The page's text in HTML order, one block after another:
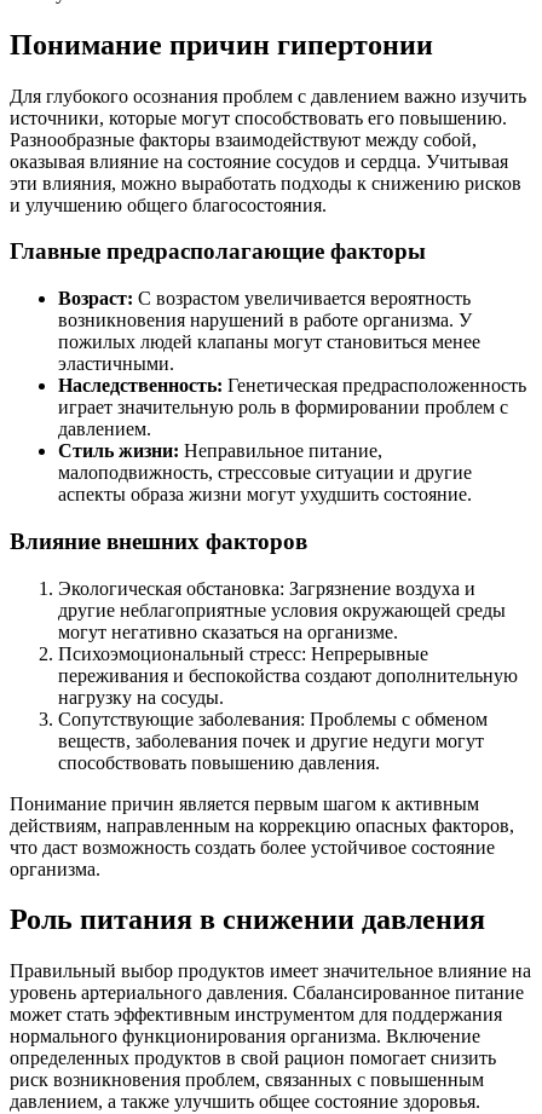
Понимание причин гипертонии
Для глубокого осознания проблем с давлением важно изучить
источники, которые могут способствовать его повышению.
Разнообразные факторы взаимодействуют между собой,
оказывая влияние на состояние сосудов и сердца. Учитывая
эти влияния, можно выработать подходы к снижению рисков
и улучшению общего благосостояния.
Главные предрасполагающие факторы
Возраст: С возрастом увеличивается вероятность
возникновения нарушений в работе организма. У
пожилых людей клапаны могут становиться менее
эластичными.
Наследственность: Генетическая предрасположенность
играет значительную роль в формировании проблем с
давлением.
Стиль жизни: Неправильное питание,
малоподвижность, стрессовые ситуации и другие
аспекты образа жизни могут ухудшить состояние.
Влияние внешних факторов
Экологическая обстановка: Загрязнение воздуха и
другие неблагоприятные условия окружающей среды
могут негативно сказаться на организме.
Психоэмоциональный стресс: Непрерывные
переживания и беспокойства создают дополнительную
нагрузку на сосуды.
Сопутствующие заболевания: Проблемы с обменом
веществ, заболевания почек и другие недуги могут
способствовать повышению давления.
Понимание причин является первым шагом к активным
действиям, направленным на коррекцию опасных факторов,
что даст возможность создать более устойчивое состояние
организма.
Роль питания в снижении давления
Правильный выбор продуктов имеет значительное влияние на
уровень артериального давления. Сбалансированное питание
может стать эффективным инструментом для поддержания
нормального функционирования организма. Включение
определенных продуктов в свой рацион помогает снизить
риск возникновения проблем, связанных с повышенным
давлением, а также улучшить общее состояние здоровья.